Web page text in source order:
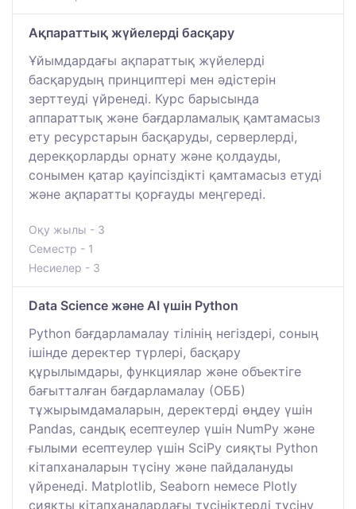
Ақпараттық жүйелерді басқару
Ұйымдардағы ақпараттық жүйелерді
басқарудың принциптері мен әдістерін
зерттеуді үйренеді. Курс барысында
аппараттық және бағдарламалық қамтамасыз
ету ресурстарын басқаруды, серверлерді,
дерекқорларды орнату және қолдауды,
сонымен қатар қауіпсіздікті қамтамасыз етуді
және ақпаратты қорғауды меңгереді.
Оқу жылы - 3
Семестр - 1
Несиелер - 3
Data Science және AI үшін Python
Python бағдарламалау тілінің негіздері, соның
ішінде деректер түрлері, басқару
құрылымдары, функциялар және объектіге
бағытталған бағдарламалау (ОББ)
тұжырымдамаларын, деректерді өңдеу үшін
Pandas, сандық есептеулер үшін NumPy және
ғылыми есептеулер үшін SciPy сияқты Python
кітапханаларын түсіну және пайдалануды
үйренеді. Matplotlib, Seaborn немесе Plotly
сияқты кітапханалардағы түсініктерді түсіну